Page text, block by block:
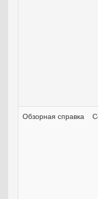
Обзорная справка